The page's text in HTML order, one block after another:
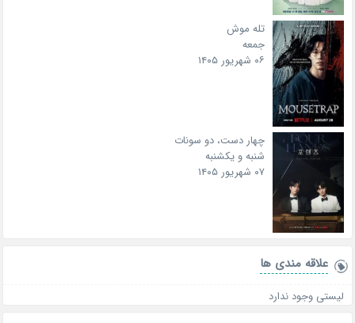
تله موش
جمعه
۰۶ شهریور ۱۴۰۵
چهار دست، دو سونات
شنبه و یکشنبه
۰۷ شهریور ۱۴۰۵
علاقه‌ مندی ها
لیستی وجود ندارد